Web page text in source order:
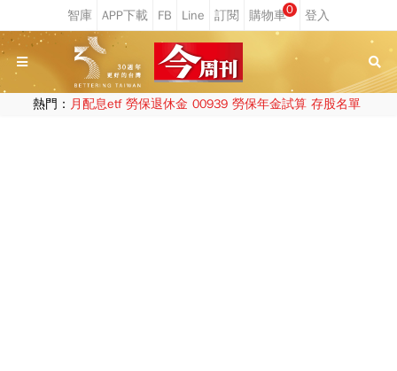
0
熱門： 月配息etf 勞保退休金 00939 勞保年金試算 存股名單